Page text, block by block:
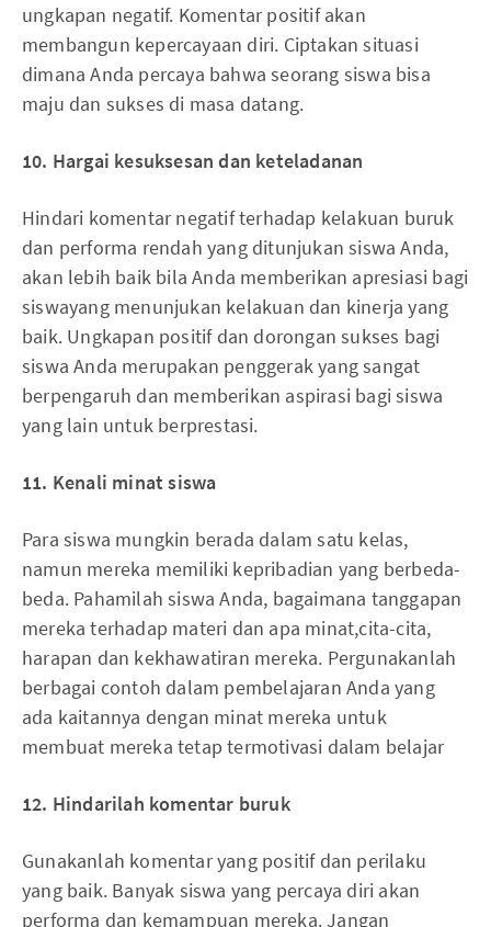
ungkapan negatif. Komentar positif akan
membangun kepercayaan diri. Ciptakan situasi
dimana Anda percaya bahwa seorang siswa bisa
maju dan sukses di masa datang.
10. Hargai kesuksesan dan keteladanan
Hindari komentar negatif terhadap kelakuan buruk
dan performa rendah yang ditunjukan siswa Anda,
akan lebih baik bila Anda memberikan apresiasi bagi
siswayang menunjukan kelakuan dan kinerja yang
baik. Ungkapan positif dan dorongan sukses bagi
siswa Anda merupakan penggerak yang sangat
berpengaruh dan memberikan aspirasi bagi siswa
yang lain untuk berprestasi.
11. Kenali minat siswa
Para siswa mungkin berada dalam satu kelas,
namun mereka memiliki kepribadian yang berbeda-
beda. Pahamilah siswa Anda, bagaimana tanggapan
mereka terhadap materi dan apa minat,cita-cita,
harapan dan kekhawatiran mereka. Pergunakanlah
berbagai contoh dalam pembelajaran Anda yang
ada kaitannya dengan minat mereka untuk
membuat mereka tetap termotivasi dalam belajar
12. Hindarilah komentar buruk
Gunakanlah komentar yang positif dan perilaku
yang baik. Banyak siswa yang percaya diri akan
performa dan kemampuan mereka. Jangan